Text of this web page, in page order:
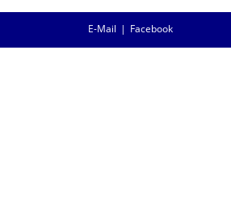
E-Mail Facebook